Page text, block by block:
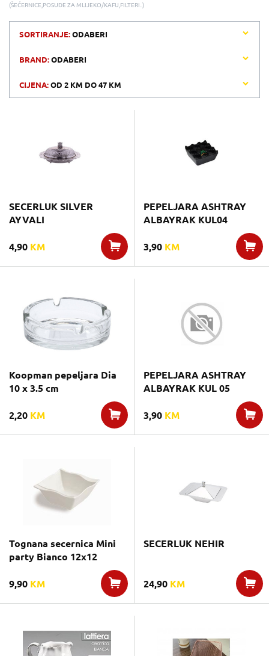
(ŠEĆERNICE,POSUDE ZA MLIJEKO/KAFU,FILTERI..)
SORTIRANJE:ODABERI
BRAND:ODABERI
CIJENA:OD 2 KM DO47 KM
SECERLUK SILVER
AYVALI
4,90 KM
PEPELJARA ASHTRAY
ALBAYRAK KUL04
3,90 KM
Koopman pepeljara Dia
10 x 3.5 cm
2,20 KM
PEPELJARA ASHTRAY
ALBAYRAK KUL 05
3,90 KM
Tognana secernica Mini
party Bianco 12x12
9,90 KM
SECERLUK NEHIR
24,90 KM